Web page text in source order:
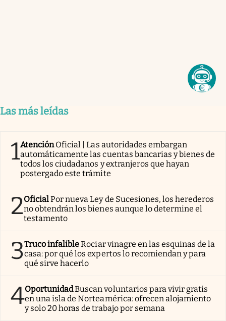
Las más leídas
1AtenciónOficial | Las autoridades embargan
automáticamente las cuentas bancarias y bienes de
todos los ciudadanos y extranjeros que hayan
postergado este trámite
2OficialPor nueva Ley de Sucesiones, los herederos
no obtendrán los bienes aunque lo determine el
testamento
3Truco infalibleRociar vinagre en las esquinas de la
casa: por qué los expertos lo recomiendan y para
qué sirve hacerlo
4OportunidadBuscan voluntarios para vivir gratis
en una isla de Norteamérica: ofrecen alojamiento
y solo 20 horas de trabajo por semana